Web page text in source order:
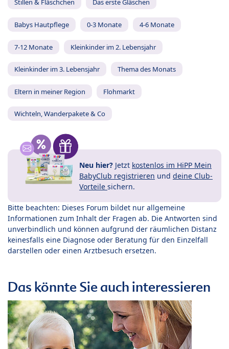
Stillen & Fläschchen Das erste Gläschen
Babys Hautpflege 0-3 Monate 4-6 Monate
7-12 Monate Kleinkinder im 2. Lebensjahr
Kleinkinder im 3. Lebensjahr Thema des Monats
Eltern in meiner Region Flohmarkt
Wichteln, Wanderpakete & Co
Neu hier? Jetzt kostenlos im HiPP Mein
BabyClub registrieren und deine Club-
Vorteile sichern.
Bitte beachten: Dieses Forum bildet nur allgemeine
Informationen zum Inhalt der Fragen ab. Die Antworten sind
unverbindlich und können aufgrund der räumlichen Distanz
keinesfalls eine Diagnose oder Beratung für den Einzelfall
darstellen oder einen Arztbesuch ersetzen.
Das könnte Sie auch interessieren